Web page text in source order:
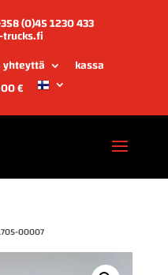
(0)45 1230 433
trucks.fi
yhteyttä
kassa
€
00007